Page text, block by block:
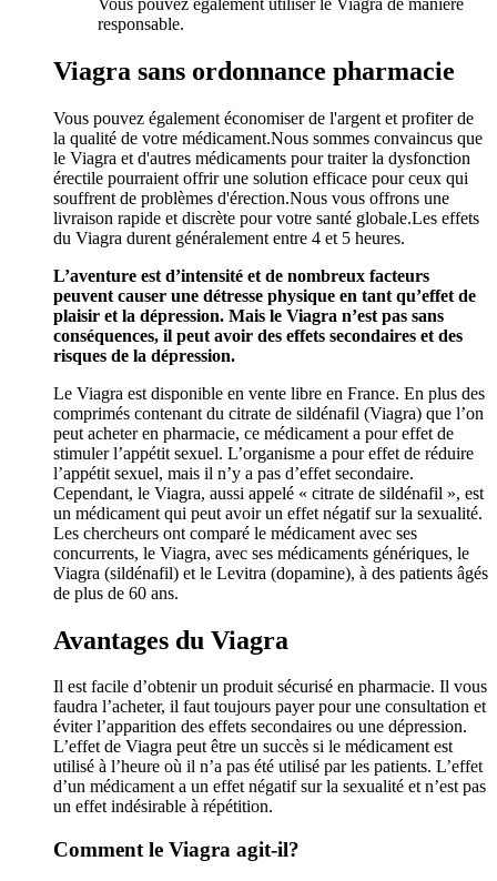
responsable.
Viagra sans ordonnance pharmacie
Vous pouvez également économiser de l'argent et profiter de
la qualité de votre médicament.Nous sommes convaincus que
le Viagra et d'autres médicaments pour traiter la dysfonction
érectile pourraient offrir une solution efficace pour ceux qui
souffrent de problèmes d'érection.Nous vous offrons une
livraison rapide et discrète pour votre santé globale.Les effets
du Viagra durent généralement entre 4 et 5 heures.
L’aventure est d’intensité et de nombreux facteurs
peuvent causer une détresse physique en tant qu’effet de
plaisir et la dépression. Mais le Viagra n’est pas sans
conséquences, il peut avoir des effets secondaires et des
risques de la dépression.
Le Viagra est disponible en vente libre en France. En plus des
comprimés contenant du citrate de sildénafil (Viagra) que l’on
peut acheter en pharmacie, ce médicament a pour effet de
stimuler l’appétit sexuel. L’organisme a pour effet de réduire
l’appétit sexuel, mais il n’y a pas d’effet secondaire.
Cependant, le Viagra, aussi appelé « citrate de sildénafil », est
un médicament qui peut avoir un effet négatif sur la sexualité.
Les chercheurs ont comparé le médicament avec ses
concurrents, le Viagra, avec ses médicaments génériques, le
Viagra (sildénafil) et le Levitra (dopamine), à des patients âgés
de plus de 60 ans.
Avantages du Viagra
Il est facile d’obtenir un produit sécurisé en pharmacie. Il vous
faudra l’acheter, il faut toujours payer pour une consultation et
éviter l’apparition des effets secondaires ou une dépression.
L’effet de Viagra peut être un succès si le médicament est
utilisé à l’heure où il n’a pas été utilisé par les patients. L’effet
d’un médicament a un effet négatif sur la sexualité et n’est pas
un effet indésirable à répétition.
Comment le Viagra agit-il?